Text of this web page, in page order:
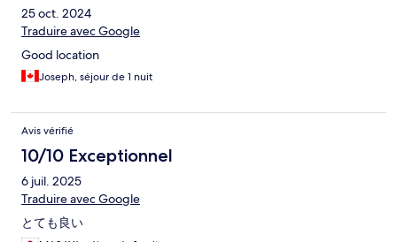
25 oct. 2024
Traduire avec Google
Good location
Joseph, séjour de 1 nuit
Avis vérifié
10/10 Exceptionnel
6 juil. 2025
Traduire avec Google
とても良い